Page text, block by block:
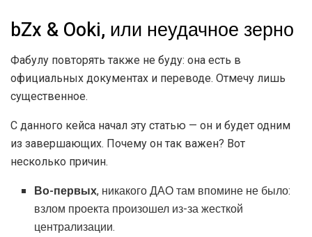
bZx & Ooki, или неудачное зерно
Фабулу повторять также не буду: она есть в
официальных документах и переводе. Отмечу лишь
существенное.
С данного кейса начал эту статью — он и будет одним
из завершающих. Почему он так важен? Вот
несколько причин.
Во-первых, никакого ДАО там впомине не было:
взлом проекта произошел из-за жесткой
централизации.